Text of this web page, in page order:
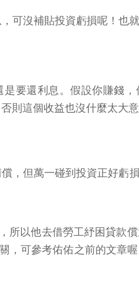
沒補貼投資虧損呢！也
要還利息。假設你賺錢
則這個收益也沒什麼太大意
，但萬一碰到投資正好虧
所以他去借勞工紓困貸款
，可參考佑佑之前的文章喔